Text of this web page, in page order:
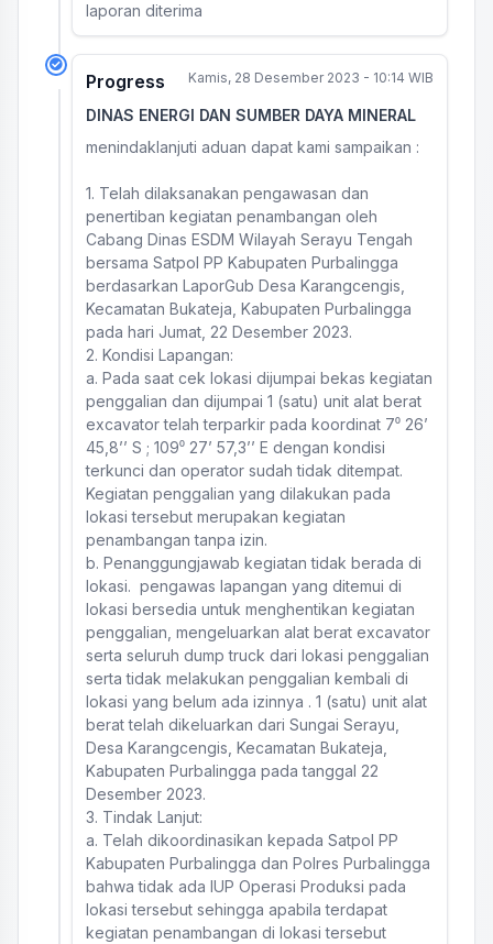
laporan diterima
Progress Kamis, 28 Desember 2023 - 10:14 WIB
DINAS ENERGI DAN SUMBER DAYA MINERAL
menindaklanjuti aduan dapat kami sampaikan :
1. Telah dilaksanakan pengawasan dan
penertiban kegiatan penambangan oleh
Cabang Dinas ESDM Wilayah Serayu Tengah
bersama Satpol PP Kabupaten Purbalingga
berdasarkan LaporGub Desa Karangcengis,
Kecamatan Bukateja, Kabupaten Purbalingga
pada hari Jumat, 22 Desember 2023.
2. Kondisi Lapangan:
a. Pada saat cek lokasi dijumpai bekas kegiatan
penggalian dan dijumpai 1 (satu) unit alat berat
excavator telah terparkir pada koordinat 7⁰ 26’
45,8’’ S ; 109⁰ 27’ 57,3’’ E dengan kondisi
terkunci dan operator sudah tidak ditempat.
Kegiatan penggalian yang dilakukan pada
lokasi tersebut merupakan kegiatan
penambangan tanpa izin.
b. Penanggungjawab kegiatan tidak berada di
lokasi. pengawas lapangan yang ditemui di
lokasi bersedia untuk menghentikan kegiatan
penggalian, mengeluarkan alat berat excavator
serta seluruh dump truck dari lokasi penggalian
serta tidak melakukan penggalian kembali di
lokasi yang belum ada izinnya . 1 (satu) unit alat
berat telah dikeluarkan dari Sungai Serayu,
Desa Karangcengis, Kecamatan Bukateja,
Kabupaten Purbalingga pada tanggal 22
Desember 2023.
3. Tindak Lanjut:
a. Telah dikoordinasikan kepada Satpol PP
Kabupaten Purbalingga dan Polres Purbalingga
bahwa tidak ada IUP Operasi Produksi pada
lokasi tersebut sehingga apabila terdapat
kegiatan penambangan di lokasi tersebut